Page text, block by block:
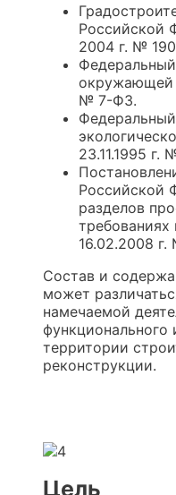
Российской
2004 г. №
окружающей
№ 7-ФЗ.
23.11.1995 г.
Российской
разделов
16.02.2008 г.
Состав и
может
намечаемой
функционального
территории
реконструкции.
Цель